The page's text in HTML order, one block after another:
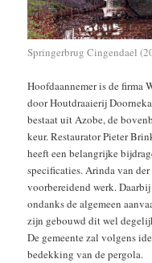
Springerbrug Cingendael
Hoofdaannemer is de firma
door Houtdraaierij
bestaat uit Azobe, de
keur. Restaurator Pieter
heeft een belangrijke
specificaties. Arinda van
voorbereidend werk.
ondanks de algemeen
zijn gebouwd dit wel
De gemeente zal volgens
bedekking van de pergola.